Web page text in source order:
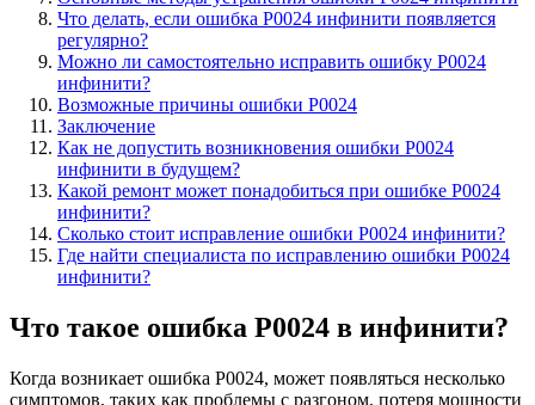
Что делать, если ошибка Р0024 инфинити появляется
регулярно?
Можно ли самостоятельно исправить ошибку Р0024
инфинити?
Возможные причины ошибки Р0024
Заключение
Как не допустить возникновения ошибки Р0024
инфинити в будущем?
Какой ремонт может понадобиться при ошибке Р0024
инфинити?
Сколько стоит исправление ошибки Р0024 инфинити?
Где найти специалиста по исправлению ошибки Р0024
инфинити?
Что такое ошибка Р0024 в инфинити?
Когда возникает ошибка Р0024, может появляться несколько
симптомов, таких как проблемы с разгоном, потеря мощности